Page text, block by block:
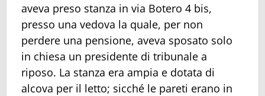
aveva preso stanza in via Botero 4 bis,
presso una vedova la quale, per non
perdere una pensione, aveva sposato solo
in chiesa un presidente di tribunale a
riposo. La stanza era ampia e dotata di
alcova per il letto; sicché le pareti erano in